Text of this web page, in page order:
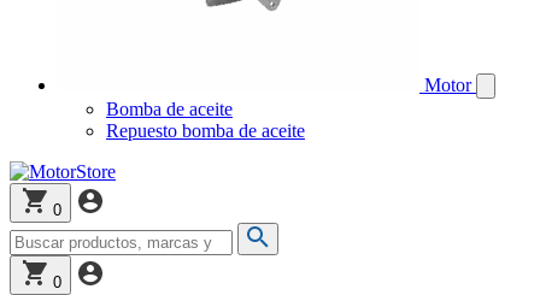
Motor
Bomba de aceite
Repuesto bomba de aceite
0
0